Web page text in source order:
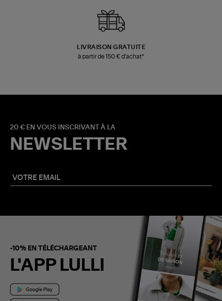
LIVRAISON GRATUITE
à partir de 150 € d'achat*
20 € EN VOUS INSCRIVANT À LA
NEWSLETTER
-10% EN TÉLÉCHARGEANT
L'APP LULLI